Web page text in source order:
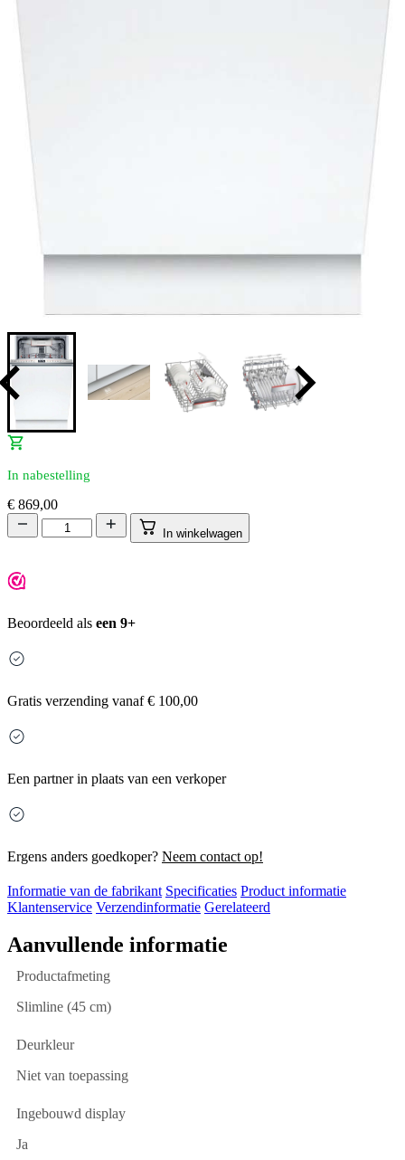
In nabestelling
€ 869,00
In winkelwagen
Beoordeeld als een 9+
Gratis verzending vanaf € 100,00
Een partner in plaats van een verkoper
Ergens anders goedkoper? Neem contact op!
Informatie van de fabrikant Specificaties Product informatie
Klantenservice Verzendinformatie Gerelateerd
Aanvullende informatie
Productafmeting
Slimline (45 cm)
Deurkleur
Niet van toepassing
Ingebouwd display
Ja